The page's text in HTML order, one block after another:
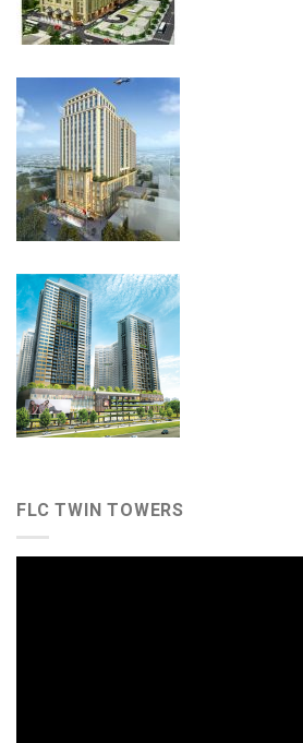
FLC TWIN TOWERS